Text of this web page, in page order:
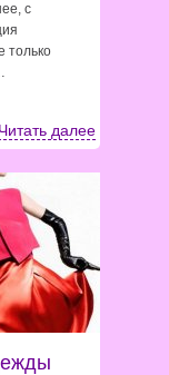
с
только
Читать далее